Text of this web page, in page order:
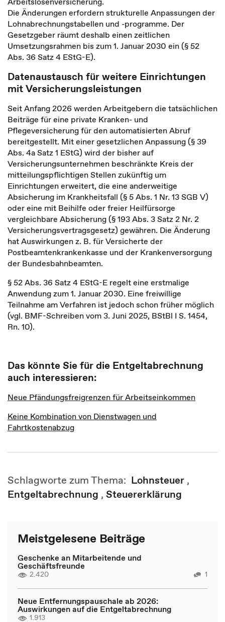
Die Änderungen erfordern strukturelle Anpassungen der
Lohnabrechnungstabellen und -programme. Der
Gesetzgeber räumt deshalb einen zeitlichen
Umsetzungsrahmen bis zum 1. Januar 2030 ein (§ 52
Abs. 36 Satz 4 EStG-E).
Datenaustausch für weitere Einrichtungen
mit Versicherungsleistungen
Seit Anfang 2026 werden Arbeitgebern die tatsächlichen
Beiträge für eine private Kranken- und
Pflegeversicherung für den automatisierten Abruf
bereitgestellt. Mit einer gesetzlichen Anpassung (§ 39
Abs. 4a Satz 1 EStG) wird der bisher auf
Versicherungsunternehmen beschränkte Kreis der
mitteilungspflichtigen Stellen zukünftig um
Einrichtungen erweitert, die eine anderweitige
Absicherung im Krankheitsfall (§ 5 Abs. 1 Nr. 13 SGB V)
oder eine mit Beihilfe oder freier Heilfürsorge
vergleichbare Absicherung (§ 193 Abs. 3 Satz 2 Nr. 2
Versicherungsvertragsgesetz) gewähren. Die Änderung
hat Auswirkungen z. B. für Versicherte der
Postbeamtenkrankenkasse und der Krankenversorgung
der Bundesbahnbeamten.
§ 52 Abs. 36 Satz 4 EStG-E regelt eine erstmalige
Anwendung zum 1. Januar 2030. Eine freiwillige
Teilnahme am Verfahren ist jedoch schon früher möglich
(vgl. BMF-Schreiben vom 3. Juni 2025, BStBl I S. 1454,
Rn. 10).
Das könnte Sie für die Entgeltabrechnung
auch interessieren:
Neue Pfändungsfreigrenzen für Arbeitseinkommen
Keine Kombination von Dienstwagen und
Fahrtkostenabzug
Schlagworte zum Thema: Lohnsteuer ,
Entgeltabrechnung , Steuererklärung
Meistgelesene Beiträge
Geschenke an Mitarbeitende und
Geschäftsfreunde
2.420 1
Neue Entfernungspauschale ab 2026:
Auswirkungen auf die Entgeltabrechnung
1.913